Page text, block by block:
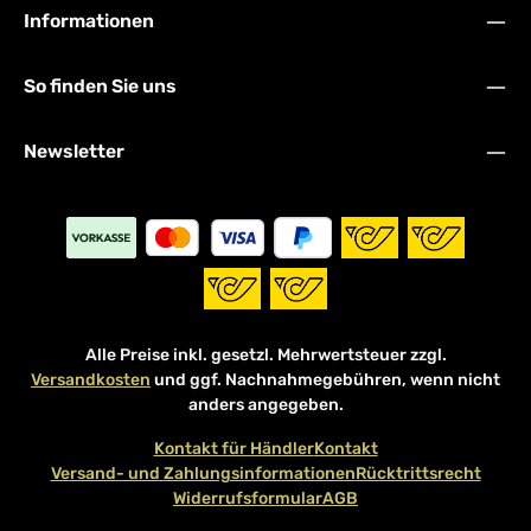
Informationen
So finden Sie uns
Newsletter
Alle Preise inkl. gesetzl. Mehrwertsteuer zzgl.
Versandkosten und ggf. Nachnahmegebühren, wenn nicht
anders angegeben.
Kontakt für HändlerKontakt
Versand- und ZahlungsinformationenRücktrittsrecht
WiderrufsformularAGB